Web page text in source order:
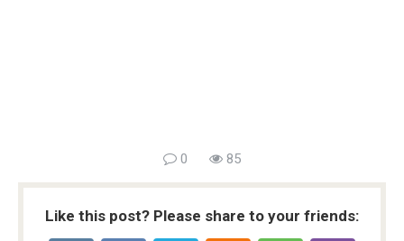
0 85
Like this post? Please share to your friends: